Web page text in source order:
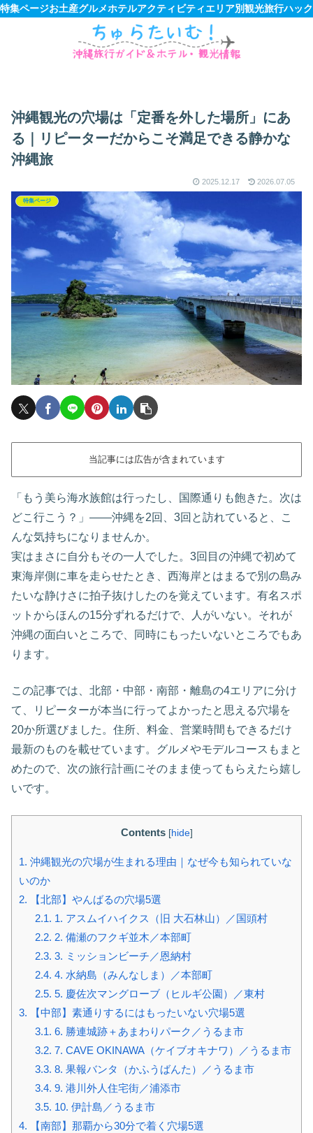
特集ページお土産グルメホテルアクティビティエリア別観光旅行ハック
沖縄観光の穴場は「定番を外した場所」にあ
る｜リピーターだからこそ満足できる静かな
沖縄旅
2025.12.17 2026.07.05
特集ページ
当記事には広告が含まれています
「もう美ら海水族館は行ったし、国際通りも飽きた。次は
どこ行こう？」——沖縄を2回、3回と訪れていると、こ
んな気持ちになりませんか。
実はまさに自分もその一人でした。3回目の沖縄で初めて
東海岸側に車を走らせたとき、西海岸とはまるで別の島み
たいな静けさに拍子抜けしたのを覚えています。有名スポ
ットからほんの15分ずれるだけで、人がいない。それが
沖縄の面白いところで、同時にもったいないところでもあ
ります。
この記事では、北部・中部・南部・離島の4エリアに分け
て、リピーターが本当に行ってよかったと思える穴場を
20か所選びました。住所、料金、営業時間もできるだけ
最新のものを載せています。グルメやモデルコースもまと
めたので、次の旅行計画にそのまま使ってもらえたら嬉し
いです。
Contents [hide]
1. 沖縄観光の穴場が生まれる理由｜なぜ今も知られていな
いのか
2. 【北部】やんばるの穴場5選
2.1. 1. アスムイハイクス（旧 大石林山）／国頭村
2.2. 2. 備瀬のフクギ並木／本部町
2.3. 3. ミッションビーチ／恩納村
2.4. 4. 水納島（みんなしま）／本部町
2.5. 5. 慶佐次マングローブ（ヒルギ公園）／東村
3. 【中部】素通りするにはもったいない穴場5選
3.1. 6. 勝連城跡＋あまわりパーク／うるま市
3.2. 7. CAVE OKINAWA（ケイブオキナワ）／うるま市
3.3. 8. 果報バンタ（かふうばんた）／うるま市
3.4. 9. 港川外人住宅街／浦添市
3.5. 10. 伊計島／うるま市
4. 【南部】那覇から30分で着く穴場5選